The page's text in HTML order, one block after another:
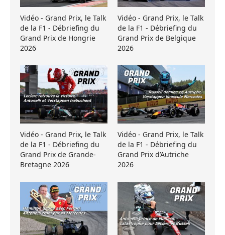
Vidéo - Grand Prix, le Talk
de la F1 - Débriefing du
Grand Prix de Hongrie
2026
Vidéo - Grand Prix, le Talk
de la F1 - Débriefing du
Grand Prix de Belgique
2026
Vidéo - Grand Prix, le Talk
de la F1 - Débriefing du
Grand Prix de Grande-
Bretagne 2026
Vidéo - Grand Prix, le Talk
de la F1 - Débriefing du
Grand Prix d’Autriche
2026